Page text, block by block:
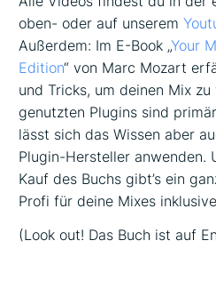
oben- oder auf unserem
Außerdem: Im E-Book „Your
Edition“ von Marc Mozart
und Tricks, um deinen Mix
genutzten Plugins sind
lässt sich das Wissen aber
Plugin-Hersteller anwenden.
Kauf des Buchs gibt’s ein
Profi für deine Mixes
(Look out! Das Buch ist auf